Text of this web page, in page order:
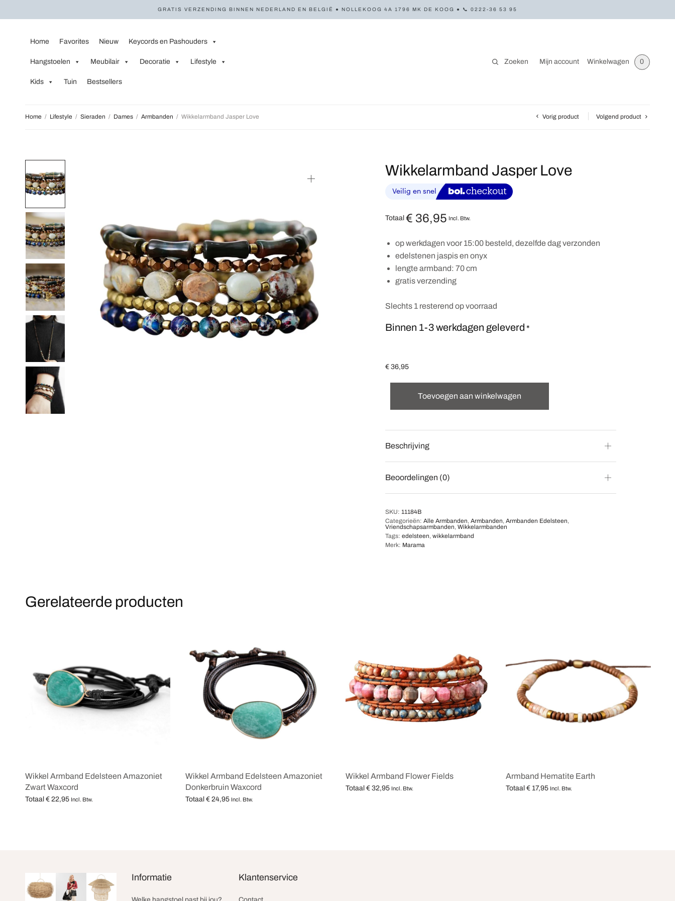
GRATIS VERZENDING BINNEN NEDERLAND EN BELGIË ● NOLLEKOOG 4A 1796 MK DE KOOG ● 📞 0222-36 53 95
Home Favorites Nieuw Keycords en Pashouders
Hangstoelen Meubilair Decoratie Lifestyle
Kids Tuin Bestsellers
Zoeken Mijn account Winkelwagen 0
Home / Lifestyle / Sieraden / Dames / Armbanden / Wikkelarmband Jasper Love Vorig product Volgend product
Wikkelarmband Jasper Love
Totaal € 36,95 Incl. Btw.
op werkdagen voor 15:00 besteld, dezelfde dag verzonden
edelstenen jaspis en onyx
lengte armband: 70 cm
gratis verzending
Slechts 1 resterend op voorraad
Binnen 1-3 werkdagen geleverd *
€ 36,95
Toevoegen aan winkelwagen
Beschrijving
Beoordelingen (0)
SKU: 11184B
Categorieën: Alle Armbanden, Armbanden, Armbanden Edelsteen,
Vriendschapsarmbanden, Wikkelarmbanden
Tags: edelsteen, wikkelarmband
Merk: Marama
Gerelateerde producten
Wikkel Armband Edelsteen Amazoniet
Zwart Waxcord
Totaal € 22,95 Incl. Btw.
Wikkel Armband Edelsteen Amazoniet
Donkerbruin Waxcord
Totaal € 24,95 Incl. Btw.
Wikkel Armband Flower Fields
Totaal € 32,95 Incl. Btw.
Armband Hematite Earth
Totaal € 17,95 Incl. Btw.
Informatie Klantenservice